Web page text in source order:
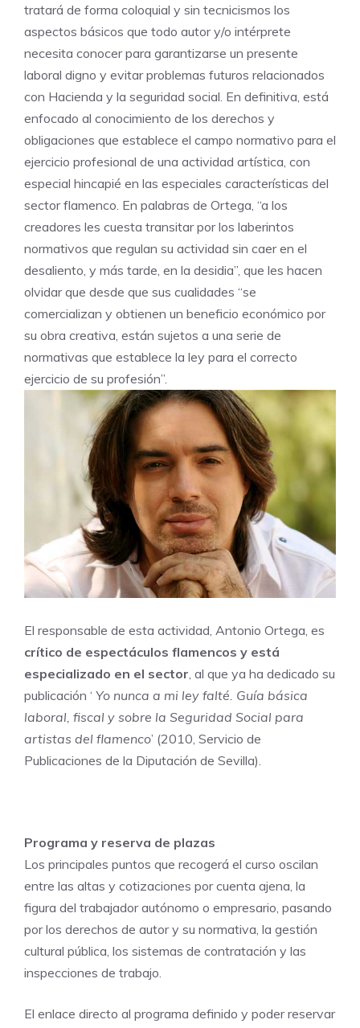
tratará de forma coloquial y sin tecnicismos los
aspectos básicos que todo autor y/o intérprete
necesita conocer para garantizarse un presente
laboral digno y evitar problemas futuros relacionados
con Hacienda y la seguridad social. En definitiva, está
enfocado al conocimiento de los derechos y
obligaciones que establece el campo normativo para el
ejercicio profesional de una actividad artística, con
especial hincapié en las especiales características del
sector flamenco. En palabras de Ortega, “a los
creadores les cuesta transitar por los laberintos
normativos que regulan su actividad sin caer en el
desaliento, y más tarde, en la desidia”, que les hacen
olvidar que desde que sus cualidades “se
comercializan y obtienen un beneficio económico por
su obra creativa, están sujetos a una serie de
normativas que establece la ley para el correcto
ejercicio de su profesión”.
El responsable de esta actividad, Antonio Ortega, es
crítico de espectáculos flamencos y está
especializado en el sector , al que ya ha dedicado su
publicación ‘ Yo nunca a mi ley falté. Guía básica
laboral, fiscal y sobre la Seguridad Social para
artistas del flamenco’ (2010, Servicio de
Publicaciones de la Diputación de Sevilla).
Programa y reserva de plazas
Los principales puntos que recogerá el curso oscilan
entre las altas y cotizaciones por cuenta ajena, la
figura del trabajador autónomo o empresario, pasando
por los derechos de autor y su normativa, la gestión
cultural pública, los sistemas de contratación y las
inspecciones de trabajo.
El enlace directo al programa definido y poder reservar